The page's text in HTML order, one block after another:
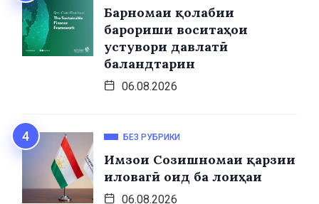
Барномаи қолабии
барориши воситаҳои
устувори давлатӣ
баландтарин
06.08.2026
БЕЗ РУБРИКИ
Имзои Созишномаи қарзии
иловагӣ оид ба лоиҳаи
06.08.2026